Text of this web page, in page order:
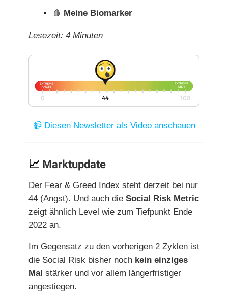
🩸 Meine Biomarker
Lesezeit: 4 Minuten
📹 Diesen Newsletter als Video anschauen
📈 Marktupdate
Der Fear & Greed Index steht derzeit bei nur
44 (Angst). Und auch die Social Risk Metric
zeigt ähnlich Level wie zum Tiefpunkt Ende
2022 an.
Im Gegensatz zu den vorherigen 2 Zyklen ist
die Social Risk bisher noch kein einziges
Mal stärker und vor allem längerfristiger
angestiegen.